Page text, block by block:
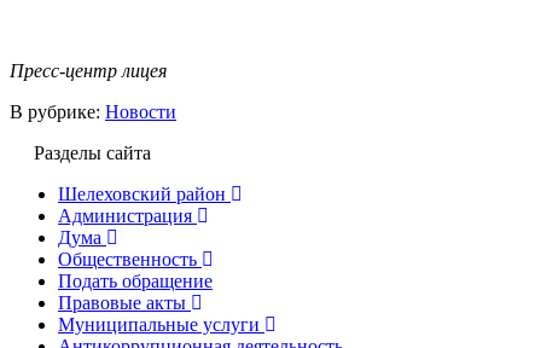
Пресс-центр лицея
В рубрике: Новости
Разделы сайта
Шелеховский район
Администрация
Дума
Общественность
Подать обращение
Правовые акты
Муниципальные услуги